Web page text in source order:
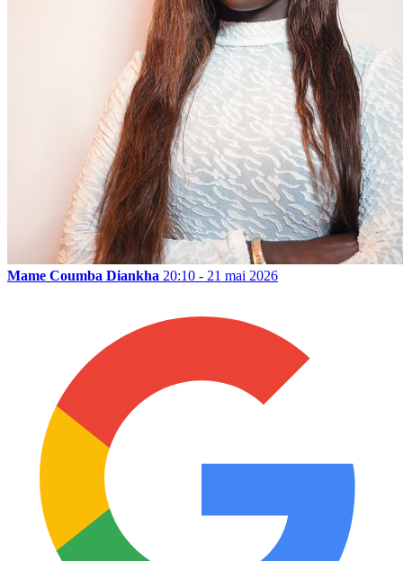
Mame Coumba Diankha 20:10 - 21 mai 2026